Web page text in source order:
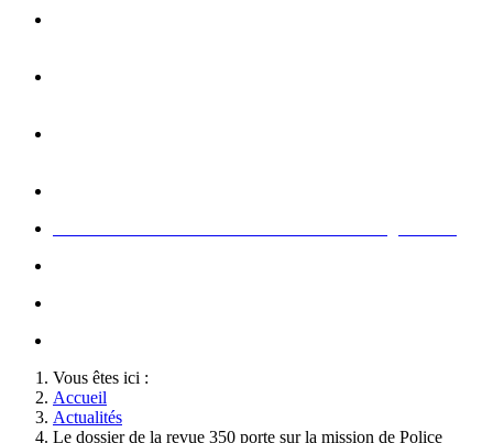
Vous êtes ici :
Accueil
Actualités
Le dossier de la revue 350 porte sur la mission de Police